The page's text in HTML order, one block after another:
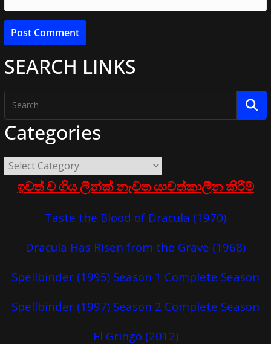
SEARCH LINKS
Categories
ඉවත් ව ගිය ලින්ක් නැවත යාවත්කාලීන කිරීම්
Taste the Blood of Dracula (1970)
Dracula Has Risen from the Grave (1968)
Spellbinder (1995) Season 1 Complete Season
Spellbinder (1997) Season 2 Complete Season
El Gringo (2012)